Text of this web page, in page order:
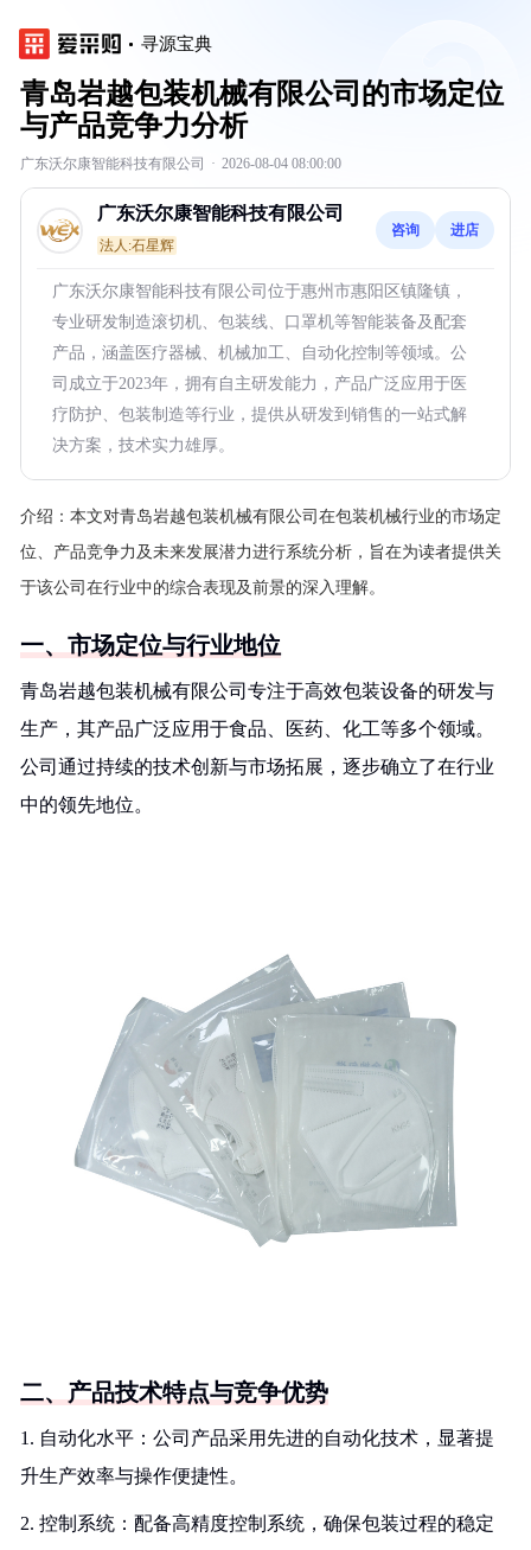
寻源宝典
青岛岩越包装机械有限公司的市场定位
与产品竞争力分析
广东沃尔康智能科技有限公司 · 2026-08-04 08:00:00
广东沃尔康智能科技有限公司
法人:石星辉
咨询 进店
广东沃尔康智能科技有限公司位于惠州市惠阳区镇隆镇，
专业研发制造滚切机、包装线、口罩机等智能装备及配套
产品，涵盖医疗器械、机械加工、自动化控制等领域。公
司成立于2023年，拥有自主研发能力，产品广泛应用于医
疗防护、包装制造等行业，提供从研发到销售的一站式解
决方案，技术实力雄厚。
介绍： 本文对青岛岩越包装机械有限公司在包装机械行业的市场定
位、产品竞争力及未来发展潜力进行系统分析，旨在为读者提供关
于该公司在行业中的综合表现及前景的深入理解。
一、市场定位与行业地位
青岛岩越包装机械有限公司专注于高效包装设备的研发与
生产，其产品广泛应用于食品、医药、化工等多个领域。
公司通过持续的技术创新与市场拓展，逐步确立了在行业
中的领先地位。
二、产品技术特点与竞争优势
1. 自动化水平：公司产品采用先进的自动化技术，显著提
升生产效率与操作便捷性。
2. 控制系统：配备高精度控制系统，确保包装过程的稳定